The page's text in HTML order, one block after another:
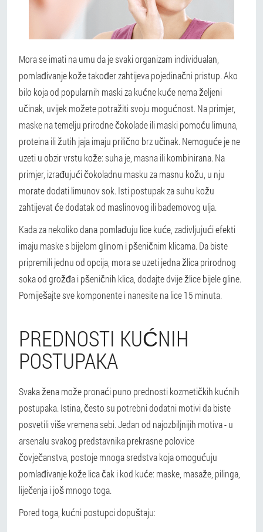
Mora se imati na umu da je svaki organizam individualan,
pomlađivanje kože također zahtijeva pojedinačni pristup. Ako
bilo koja od popularnih maski za kućne kuće nema željeni
učinak, uvijek možete potražiti svoju mogućnost. Na primjer,
maske na temelju prirodne čokolade ili maski pomoću limuna,
proteina ili žutih jaja imaju prilično brz učinak. Nemoguće je ne
uzeti u obzir vrstu kože: suha je, masna ili kombinirana. Na
primjer, izrađujući čokoladnu masku za masnu kožu, u nju
morate dodati limunov sok. Isti postupak za suhu kožu
zahtijevat će dodatak od maslinovog ili bademovog ulja.
Kada za nekoliko dana pomlađuju lice kuće, zadivljujući efekti
imaju maske s bijelom glinom i pšeničnim klicama. Da biste
pripremili jednu od opcija, mora se uzeti jedna žlica prirodnog
soka od grožđa i pšeničnih klica, dodajte dvije žlice bijele gline.
Pomiješajte sve komponente i nanesite na lice 15 minuta.
PREDNOSTI KUĆNIH
POSTUPAKA
Svaka žena može pronaći puno prednosti kozmetičkih kućnih
postupaka. Istina, često su potrebni dodatni motivi da biste
posvetili više vremena sebi. Jedan od najozbiljnijih motiva - u
arsenalu svakog predstavnika prekrasne polovice
čovječanstva, postoje mnoga sredstva koja omogućuju
pomlađivanje kože lica čak i kod kuće: maske, masaže, pilinga,
liječenja i još mnogo toga.
Pored toga, kućni postupci dopuštaju: